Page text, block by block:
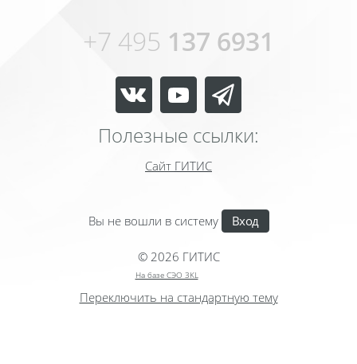
+7 495 137 6931
Полезные ссылки:
Сайт ГИТИС
Вы не вошли в систему Вход
© 2026 ГИТИС
На базе СЭО 3KL
Переключить на стандартную тему